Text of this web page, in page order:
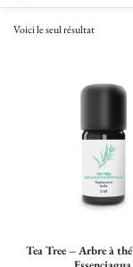
Voici le seul résultat
Tea Tree – Arbre à